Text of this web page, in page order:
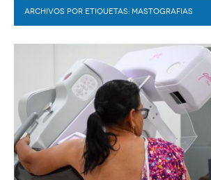
LERDO
DEPORTES
EL EXACTO
EXA INFORMA
GLOBO
CONTEXTOS
TRAYECTO LAGUNA
DIÁLOGOS CON LA HISTORIA
TWEETS AND BEATS
COLABORADORES
PC29
ACTUALIDADES GREM
ARCHIVOS POR ETIQUETAS: MASTOGRAFIAS